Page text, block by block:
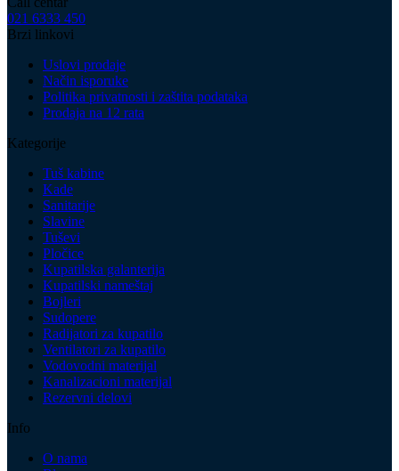
021 6333 450
Brzi linkovi
Uslovi prodaje
Način isporuke
Politika privatnosti i zaštita podataka
Prodaja na 12 rata
Kategorije
Tuš kabine
Kade
Sanitarije
Slavine
Tuševi
Pločice
Kupatilska galanterija
Kupatilski nameštaj
Bojleri
Sudopere
Radijatori za kupatilo
Ventilatori za kupatilo
Vodovodni materijal
Kanalizacioni materijal
Rezervni delovi
Info
O nama